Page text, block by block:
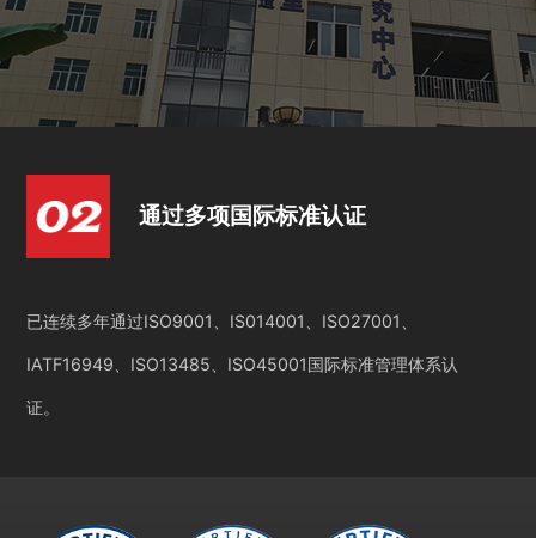
通过多项国际标准认证
已连续多年通过ISO9001、IS014001、ISO27001、
IATF16949、ISO13485、ISO45001国际标准管理体系认
证。